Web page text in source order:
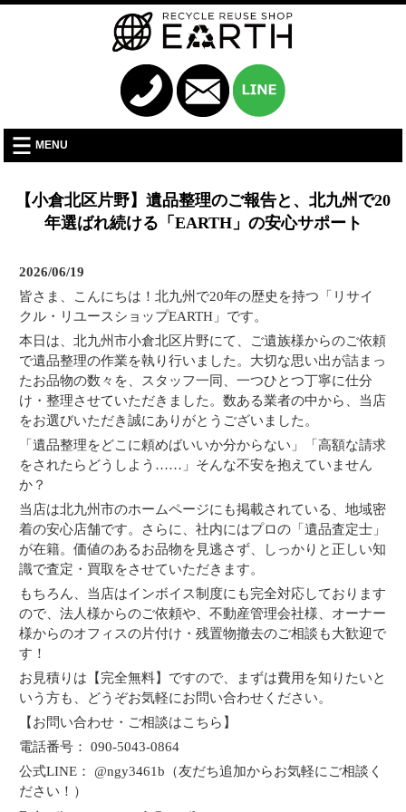
MENU
【小倉北区片野】遺品整理のご報告と、北九州で20
年選ばれ続ける「EARTH」の安心サポート
2026/06/19
皆さま、こんにちは！北九州で20年の歴史を持つ「リサイ
クル・リユースショップEARTH」です。
本日は、北九州市小倉北区片野にて、ご遺族様からのご依頼
で遺品整理の作業を執り行いました。大切な思い出が詰まっ
たお品物の数々を、スタッフ一同、一つひとつ丁寧に仕分
け・整理させていただきました。数ある業者の中から、当店
をお選びいただき誠にありがとうございました。
「遺品整理をどこに頼めばいいか分からない」「高額な請求
をされたらどうしよう……」そんな不安を抱えていません
か？
当店は北九州市のホームページにも掲載されている、地域密
着の安心店舗です。さらに、社内にはプロの「遺品査定士」
が在籍。価値のあるお品物を見逃さず、しっかりと正しい知
識で査定・買取をさせていただきます。
もちろん、当店はインボイス制度にも完全対応しております
ので、法人様からのご依頼や、不動産管理会社様、オーナー
様からのオフィスの片付け・残置物撤去のご相談も大歓迎で
す！
お見積りは【完全無料】ですので、まずは費用を知りたいと
いう方も、どうぞお気軽にお問い合わせください。
【お問い合わせ・ご相談はこちら】
電話番号： 090-5043-0864
公式LINE： @ngy3461b（友だち追加からお気軽にご相談く
ださい！）